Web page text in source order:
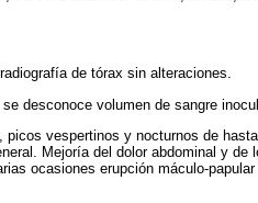
de tórax sin alteraciones.
desconoce volumen de sangre
vespertinos y nocturnos de
Mejoría del dolor abdominal y de
ocasiones erupción máculo-